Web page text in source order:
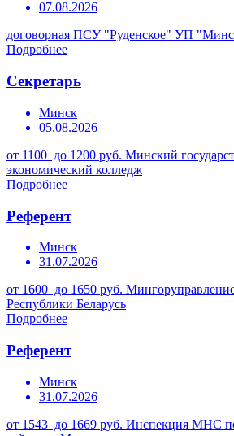
07.08.2026
договорная ПСУ "Руденское" УП
Подробнее
Секретарь
Минск
05.08.2026
от 1100 до 1200 руб. Минский
экономический колледж
Подробнее
Референт
Минск
31.07.2026
от 1600 до 1650 руб.
Республики Беларусь
Подробнее
Референт
Минск
31.07.2026
от 1543 до 1669 руб. Инспекция МНС